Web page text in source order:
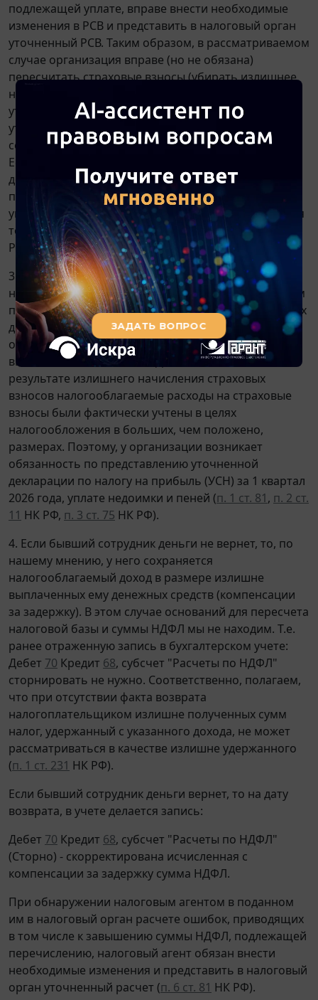
подлежащей уплате, вправе внести необходимые
изменения в РСВ и представить в налоговый орган
уточненный РСВ. Таким образом, в рассматриваемом
случае организация вправе (но не обязана)
пересчитать страховые взносы (убирать излишнее
начисление) и представить в налоговый орган
уточненный РСВ за 1 квартал 2026 года. Если
уточненный расчет не сдавать, сальдо по ЕНС,
соответственно, скорректировано ФНС не будет.
Если принято решение уточненный расчет сдать, то
дополнительно сдавать уточненные
персонифицированные сведения и уведомления об
уплате налогов не нужно, т.к. эти отчеты уточняются
только если ошибка выявлена до момента подачи
РСВ.
3. В отношении налога на прибыль (или, например,
налога по УСН) - в зависимости от того, какой режим
применяет организация) представление уточненных
деклараций будет являться не правом, а
обязанностью. Это также следует из упомянутых
выше
пп. 1, 7 ст. 81
НК РФ. Дело в том, что в
результате излишнего начисления страховых
взносов налогооблагаемые расходы на страховые
взносы были фактически учтены в целях
налогообложения в больших, чем положено,
размерах. Поэтому, у организации возникает
обязанность по представлению уточненной
декларации по налогу на прибыль (УСН) за 1 квартал
2026 года, уплате недоимки и пеней (п. 1 ст. 81, п. 2 ст.
11 НК РФ, п. 3 ст. 75 НК РФ).
4. Если бывший сотрудник деньги не вернет, то, по
нашему мнению, у него сохраняется
налогооблагаемый доход в размере излишне
выплаченных ему денежных средств (компенсации
за задержку). В этом случае оснований для пересчета
налоговой базы и суммы НДФЛ мы не находим. Т.е.
ранее отраженную запись в бухгалтерском учете:
Дебет 70 Кредит 68, субсчет "Расчеты по НДФЛ"
сторнировать не нужно. Соответственно, полагаем,
что при отсутствии факта возврата
налогоплательщиком излишне полученных сумм
налог, удержанный с указанного дохода, не может
рассматриваться в качестве излишне удержанного
(п. 1 ст. 231 НК РФ).
Если бывший сотрудник деньги вернет, то на дату
возврата, в учете делается запись:
Дебет 70 Кредит 68, субсчет "Расчеты по НДФЛ"
(Сторно) - скорректирована исчисленная с
компенсации за задержку сумма НДФЛ.
При обнаружении налоговым агентом в поданном
им в налоговый орган расчете ошибок, приводящих
в том числе к завышению суммы НДФЛ, подлежащей
перечислению, налоговый агент обязан внести
необходимые изменения и представить в налоговый
орган уточненный расчет (п. 6 ст. 81 НК РФ).